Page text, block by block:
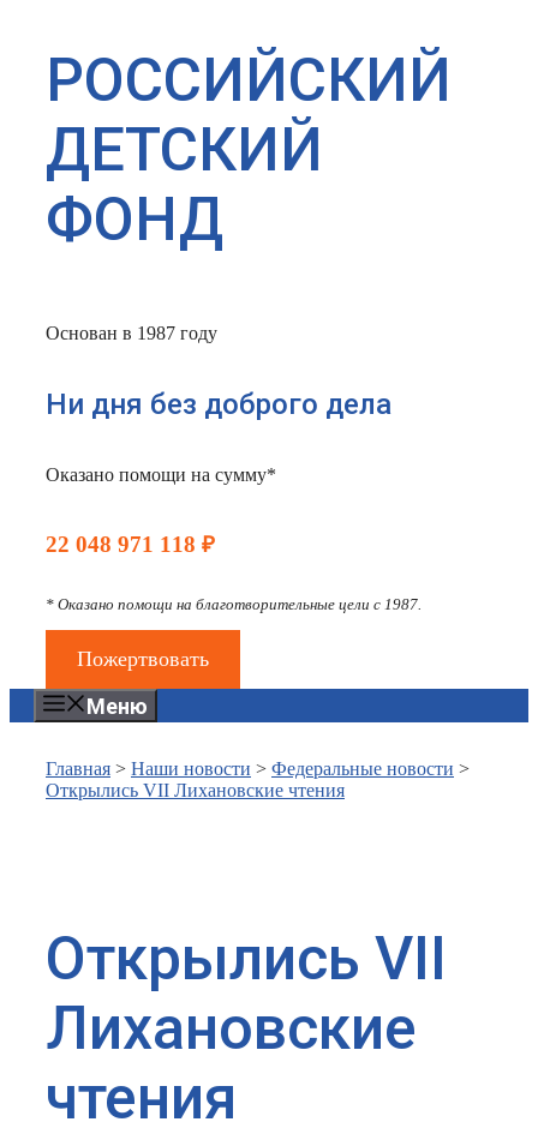
РОССИЙСКИЙ
ДЕТСКИЙ
ФОНД
Основан в 1987 году
Ни дня без доброго дела
Оказано помощи на сумму*
22 048 971 118 ₽
* Оказано помощи на благотворительные цели с 1987.
Пожертвовать
Меню
Главная > Наши новости > Федеральные новости >
Открылись VII Лихановские чтения
Открылись VII
Лихановские
чтения